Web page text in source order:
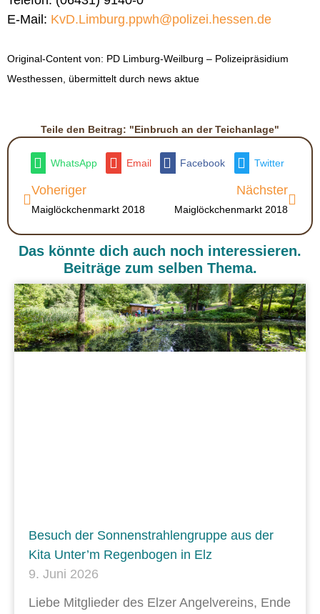
E-Mail: KvD.Limburg.ppwh@polizei.hessen.de
Original-Content von: PD Limburg-Weilburg – Polizeipräsidium
Westhessen, übermittelt durch news aktue
Teile den Beitrag: "Einbruch an der Teichanlage"
WhatsApp Email Facebook Twitter
Voheriger
Maiglöckchenmarkt 2018
Nächster
Maiglöckchenmarkt 2018
Das könnte dich auch noch interessieren.
Beiträge zum selben Thema.
Besuch der Sonnenstrahlengruppe aus der
Kita Unter’m Regenbogen in Elz
9. Juni 2026
Liebe Mitglieder des Elzer Angelvereins, Ende